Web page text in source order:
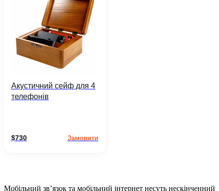
Акустичний сейф для 4
телефонів
$730 Замовити
Мобільний зв’язок та мобільний інтернет несуть нескінченний